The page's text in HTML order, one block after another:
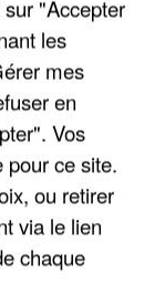
DE LA DZ
"Accepter
les
mes
en
Vos
pour ce site.
ou retirer
via le lien
chaque